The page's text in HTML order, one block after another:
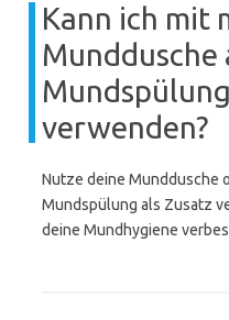
Kann ich mit
Munddusche
verwenden?
Nutze deine Munddusche
Mundspülung als Zusatz
deine Mundhygiene